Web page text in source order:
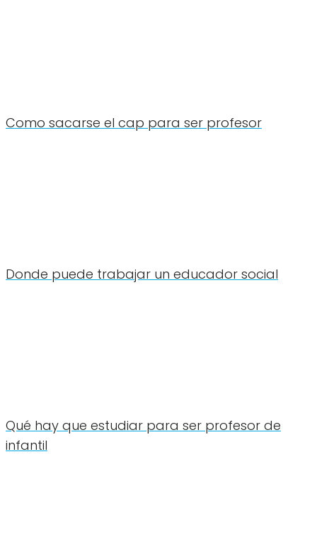
Como sacarse el cap para ser profesor
Donde puede trabajar un educador social
Qué hay que estudiar para ser profesor de
infantil